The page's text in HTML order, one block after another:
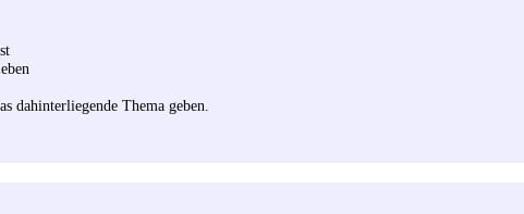
dahinterliegende Thema geben.